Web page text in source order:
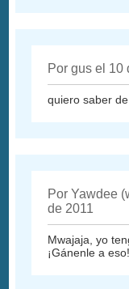
Por gus el 10
quiero saber
Por Yawdee
de 2011
Mwajaja, yo
¡Gánenle a eso!